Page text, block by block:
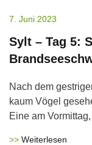
7. Juni 2023
Sylt – Tag 5:
Nach dem
kaum Vögel
Eine am
Weiterlesen